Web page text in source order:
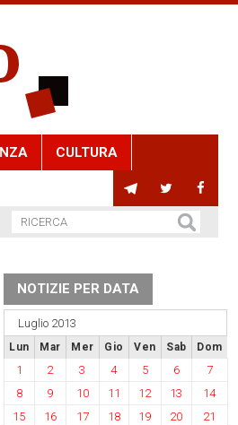
CULTURA
NOTIZIE PER DATA
Luglio 2013
Lun Mar Mer Gio Ven Sab Dom
1 2 3 4 5 6
7
8
9 10 11 12 13
14
15
16 17 18 19 20
21